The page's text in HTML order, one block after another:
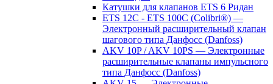
Катушки для клапанов ETS 6 Ридан
ETS 12C - ETS 100C (Colibri®) —
Электронный расширительный клапан
шагового типа Данфосс (Danfoss)
AKV 10P / AKV 10PS — Электронные
расширительные клапаны импульсного
типа Данфосс (Danfoss)